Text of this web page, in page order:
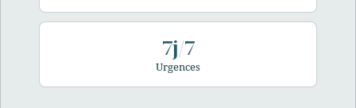
7j/7
Urgences